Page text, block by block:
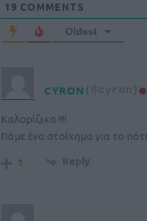
19 COMMENTS
Oldest
CYRON (@cyron)
Καλορίζικα !!!!
Πάμε ένα στοίχημα για το
1 Reply